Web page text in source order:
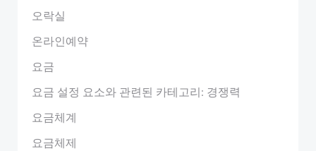
오락실
온라인예약
요금
요금 설정 요소와 관련된 카테고리: 경쟁력
요금체계
요금체제